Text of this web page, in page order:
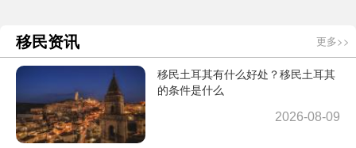
移民资讯 更多>>
移民土耳其有什么好处？移民土耳其
的条件是什么
2026-08-09